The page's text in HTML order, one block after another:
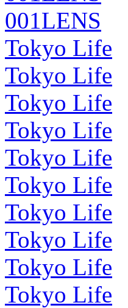
001LENS
Tokyo Life
Tokyo Life
Tokyo Life
Tokyo Life
Tokyo Life
Tokyo Life
Tokyo Life
Tokyo Life
Tokyo Life
Tokyo Life